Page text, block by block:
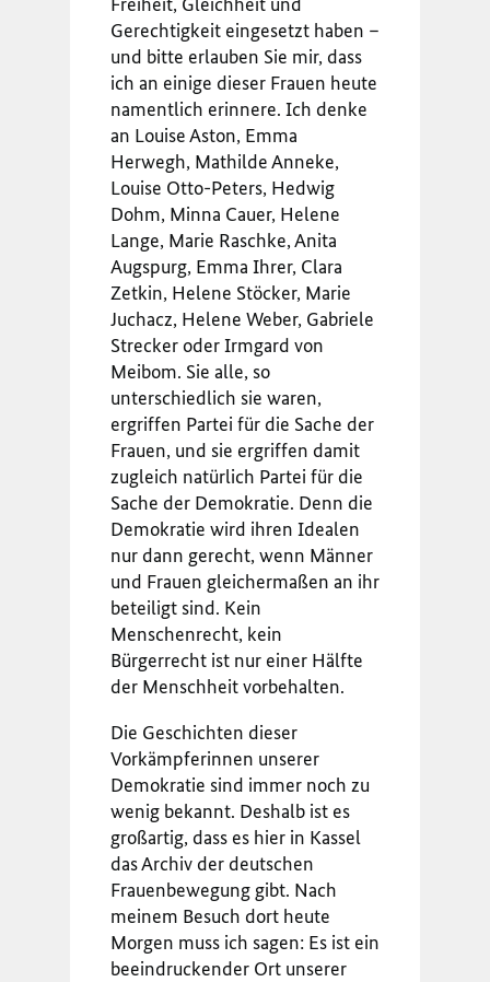
Gerechtigkeit eingesetzt haben –
und bitte erlauben Sie mir, dass
ich an einige dieser Frauen heute
namentlich erinnere. Ich denke
an Louise Aston, Emma
Herwegh, Mathilde Anneke,
Louise Otto-Peters, Hedwig
Dohm, Minna Cauer, Helene
Lange, Marie Raschke, Anita
Augspurg, Emma Ihrer, Clara
Zetkin, Helene Stöcker, Marie
Juchacz, Helene Weber, Gabriele
Strecker oder Irmgard von
Meibom. Sie alle, so
unterschiedlich sie waren,
ergriffen Partei für die Sache der
Frauen, und sie ergriffen damit
zugleich natürlich Partei für die
Sache der Demokratie. Denn die
Demokratie wird ihren Idealen
nur dann gerecht, wenn Männer
und Frauen gleichermaßen an ihr
beteiligt sind. Kein
Menschenrecht, kein
Bürgerrecht ist nur einer Hälfte
der Menschheit vorbehalten.
Die Geschichten dieser
Vorkämpferinnen unserer
Demokratie sind immer noch zu
wenig bekannt. Deshalb ist es
großartig, dass es hier in Kassel
das Archiv der deutschen
Frauenbewegung gibt. Nach
meinem Besuch dort heute
Morgen muss ich sagen: Es ist ein
beeindruckender Ort unserer